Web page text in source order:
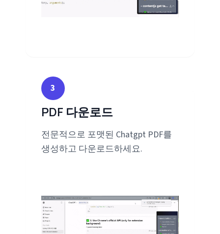
3
PDF 다운로드
전문적으로 포맷된 Chatgpt PDF를
생성하고 다운로드하세요.